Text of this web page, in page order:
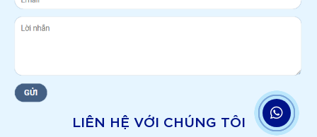
LIÊN HỆ VỚI CHÚNG TÔI